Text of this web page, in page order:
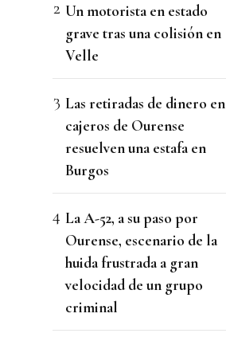
Un motorista en estado
grave tras una colisión en
Velle
Las retiradas de dinero en
cajeros de Ourense
resuelven una estafa en
Burgos
La A-52, a su paso por
Ourense, escenario de la
huida frustrada a gran
velocidad de un grupo
criminal